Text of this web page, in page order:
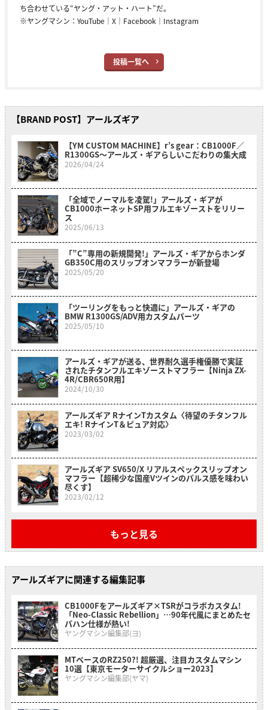
ち合わせている“ヤング・アット・ハート”だ。
※ヤングマシン： YouTube ｜ X ｜ Facebook ｜ Instagram
投稿一覧へ
【BRAND POST】アールズギア
【YM CUSTOM MACHINE】r’s gear：CB1000F／
R1300GS〜アールズ・ギアらしいこだわりの集大成
2026/04/24
「全域でノーマルを凌駕!」アールズ・ギアが
CB1000ホーネットSP用フルエキゾーストをリリー
ス
2025/06/13
「”C”専用の新規開発!」アールズ・ギアからホンダ
GB350C用のスリップオンマフラーが新登場
2025/05/20
「ツーリングをもっと快適に」アールズ・ギアの
BMW R1300GS/ADV用カスタムパーツ
2025/05/10
アールズ・ギアが送る、世界耐久選手権優勝で実証
されたチタンフルエキゾーストマフラー【Ninja ZX-
4R/CBR650R用】
2024/10/30
アールズギア RナインTカスタム〈待望のチタンフル
エキ! RナインT＆ピュア対応〉
2023/03/02
アールズギア SV650/X リアルスペックスリップオン
マフラー【超稀少な国産Vツインのパルス感を味わい
尽くす】
2023/02/12
もっと見る
アールズギアに関連する編集記事
CB1000Fをアールズギア×TSRがコラボカスタム!
「Neo-Classic Rebellion」…90年代風にまとめたセ
パハン仕様が熱い!
ヤングマシン編集部(ヨ)
MTベースのRZ250?! 超厳選、注目カスタムマシン
10選【東京モーターサイクルショー2023】
ヤングマシン編集部(ヤマ)